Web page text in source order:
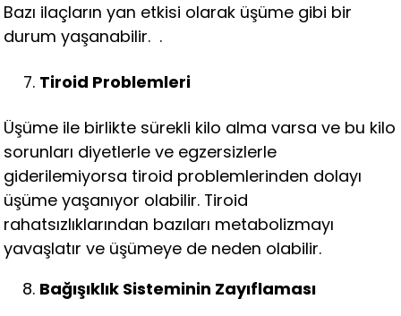
Bazı ilaçların yan etkisi olarak üşüme gibi bir
durum yaşanabilir. .
Tiroid Problemleri
Üşüme ile birlikte sürekli kilo alma varsa ve bu kilo
sorunları diyetlerle ve egzersizlerle
giderilemiyorsa tiroid problemlerinden dolayı
üşüme yaşanıyor olabilir. Tiroid
rahatsızlıklarından bazıları metabolizmayı
yavaşlatır ve üşümeye de neden olabilir.
Bağışıklık Sisteminin Zayıflaması